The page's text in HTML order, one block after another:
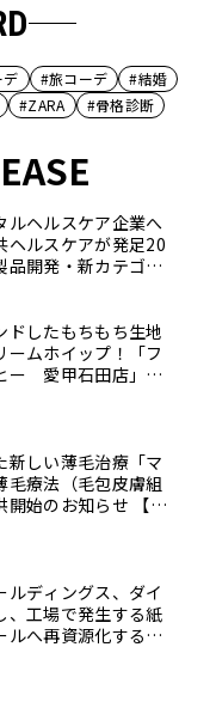
#旅コーデ
#結婚
#ZARA #骨格診断
ルヘルスケア企業へ
ヘルスケアが発足20
品開発・新カテゴリ
合時のエピソード
ドしたもちもち生地
ムホイップ！「フ
ー 愛甲石田店」に
）からクレープ販
新しい薄毛治療「マ
毛療法（毛包皮膚組
開始のお知らせ 【医
青山エルクリニ
ルディングス、ダイ
、工場で発生する紙
ルへ再資源化する実